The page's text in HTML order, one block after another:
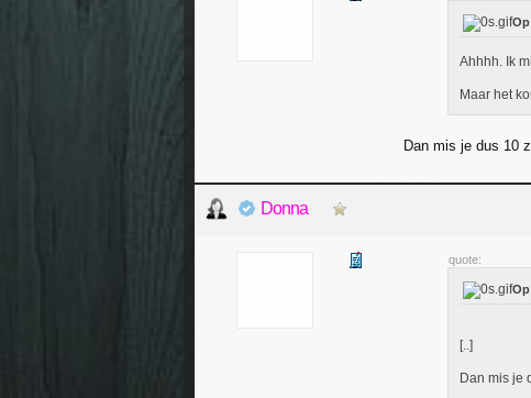
Op
Ahhhh. Ik
Maar het
Dan mis je dus 10
Donna
quote:
Op
[..]
Dan mis je